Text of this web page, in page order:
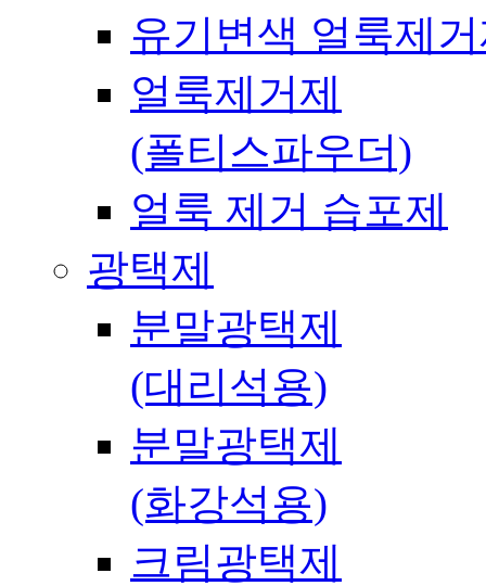
유기변색 얼룩제
얼룩제거제
(폴티스파우더)
얼룩 제거 습포제
광택제
분말광택제
(대리석용)
분말광택제
(화강석용)
크림광택제